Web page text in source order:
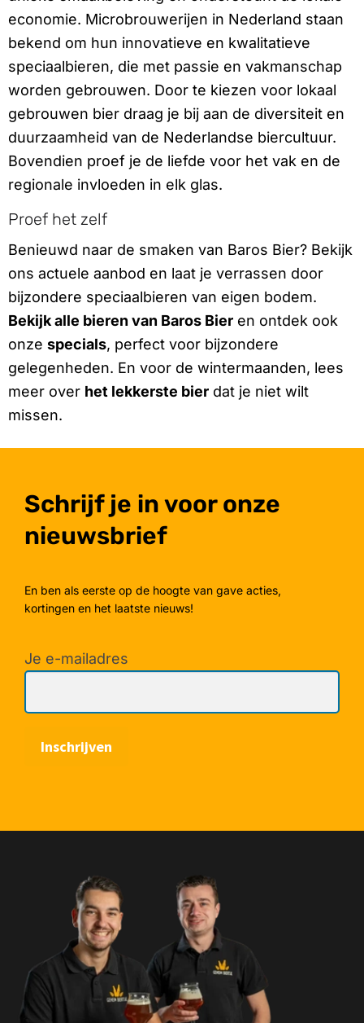
economie. Microbrouwerijen in Nederland staan
bekend om hun innovatieve en kwalitatieve
speciaalbieren, die met passie en vakmanschap
worden gebrouwen. Door te kiezen voor lokaal
gebrouwen bier draag je bij aan de diversiteit en
duurzaamheid van de Nederlandse biercultuur.
Bovendien proef je de liefde voor het vak en de
regionale invloeden in elk glas.
Proef het zelf
Benieuwd naar de smaken van Baros Bier? Bekijk
ons actuele aanbod en laat je verrassen door
bijzondere speciaalbieren van eigen bodem.
Bekijk alle bieren van Baros Bier en ontdek ook
onze specials, perfect voor bijzondere
gelegenheden. En voor de wintermaanden, lees
meer over het lekkerste bier dat je niet wilt
missen.
Schrijf je in voor onze
nieuwsbrief
En ben als eerste op de hoogte van gave acties,
kortingen en het laatste nieuws!
Je e-mailadres